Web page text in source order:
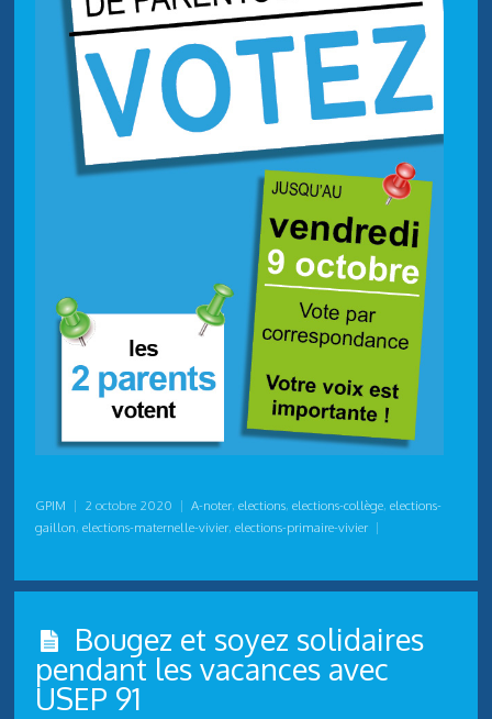
GPIM | 2 octobre 2020 | A-noter,elections,elections-collège,elections-
gaillon,elections-maternelle-vivier,elections-primaire-vivier |
Bougez et soyez solidaires
pendant les vacances avec
USEP 91